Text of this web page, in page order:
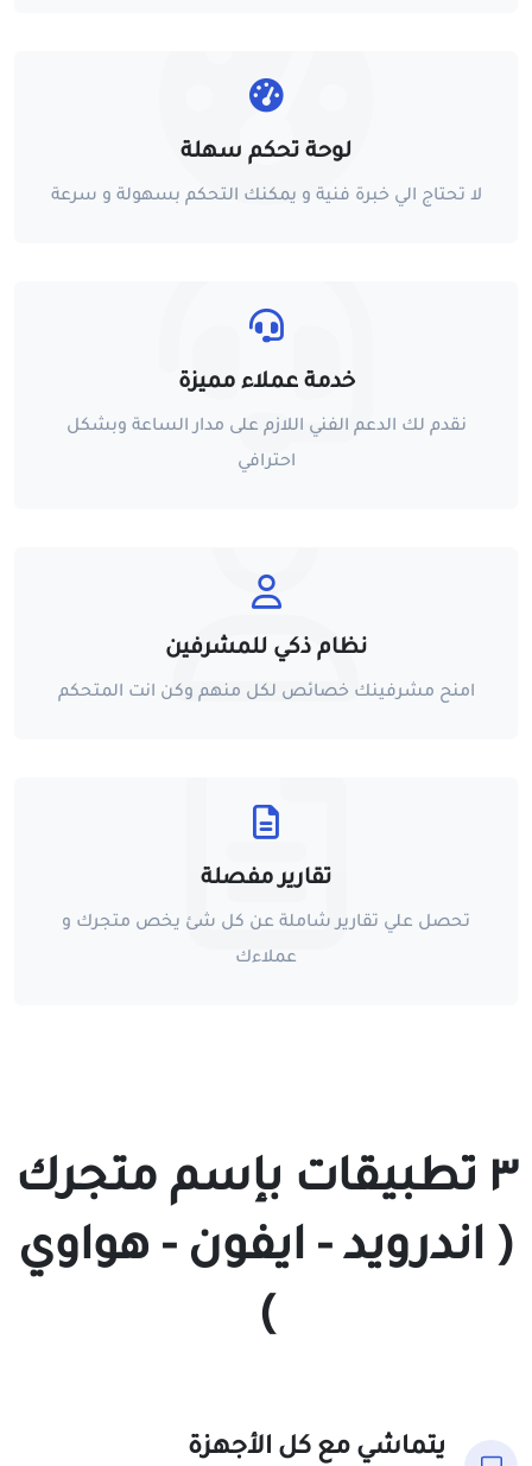
لوحة تحكم سهلة
لا تحتاج الي خبرة فنية و يمكنك التحكم بسهولة و سرعة
خدمة عملاء مميزة
نقدم لك الدعم الفني اللازم على مدار الساعة وبشكل
احترافي
نظام ذكي للمشرفين
امنح مشرفينك خصائص لكل منهم وكن انت المتحكم
تقارير مفصلة
تحصل علي تقارير شاملة عن كل شئ يخص متجرك و
عملاءك
٣ تطبيقات بإسم متجرك
( اندرويد - ايفون - هواوي
)
يتماشي مع كل الأجهزة